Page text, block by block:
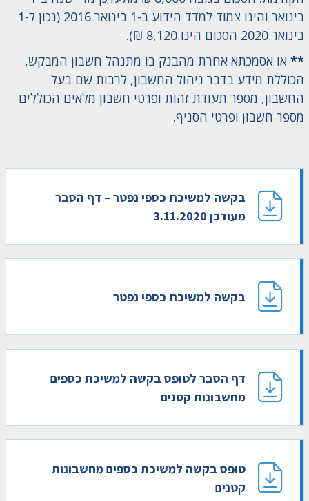
בינואר והינו צמוד למדד הידוע ב-1 בינואר 2016 (נכון ל-1
בינואר 2020 הסכום הינו 8,120 ₪).
** או אסמכתא אחרת מהבנק בו מתנהל חשבון המבקש,
הכוללת מידע בדבר ניהול החשבון, לרבות שם בעל
החשבון, מספר תעודת זהות ופרטי חשבון מלאים הכוללים
מספר חשבון ופרטי הסניף.
בקשה למשיכת כספי נפטר – דף הסבר
מעודכן 3.11.2020
בקשה למשיכת כספי נפטר
דף הסבר לטופס בקשה למשיכת כספים
מחשבונות קטנים
טופס בקשה למשיכת כספים מחשבונות
קטנים